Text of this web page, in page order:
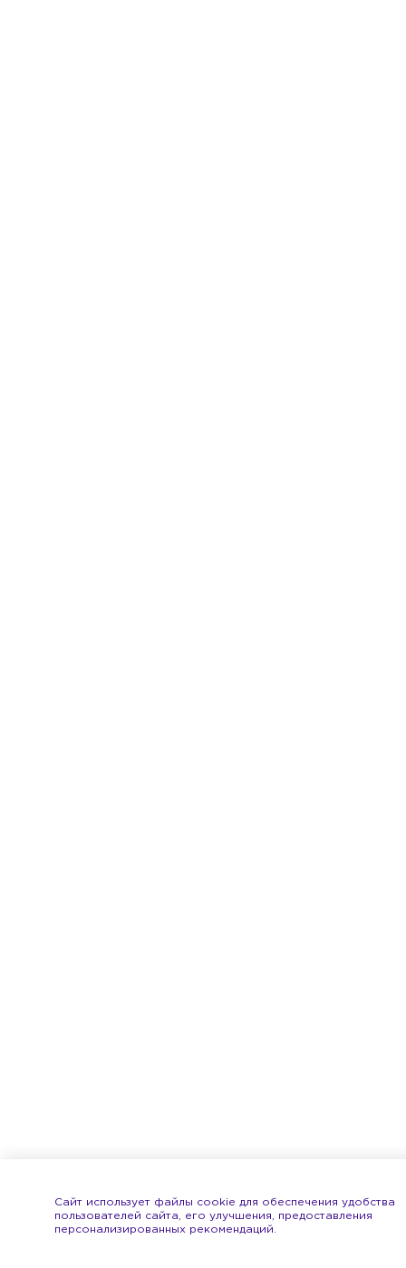
Сайт использует файлы cookie для обеспечения удобства
пользователей сайта, его улучшения, предоставления
персонализированных рекомендаций.